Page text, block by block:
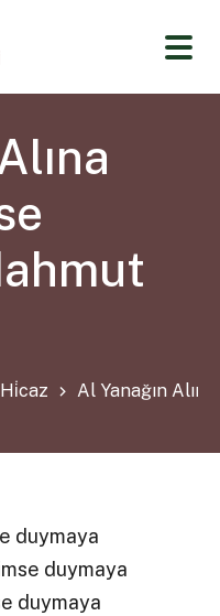
Hi̇caz Al Yanağın
duymaya
duymaya
duymaya